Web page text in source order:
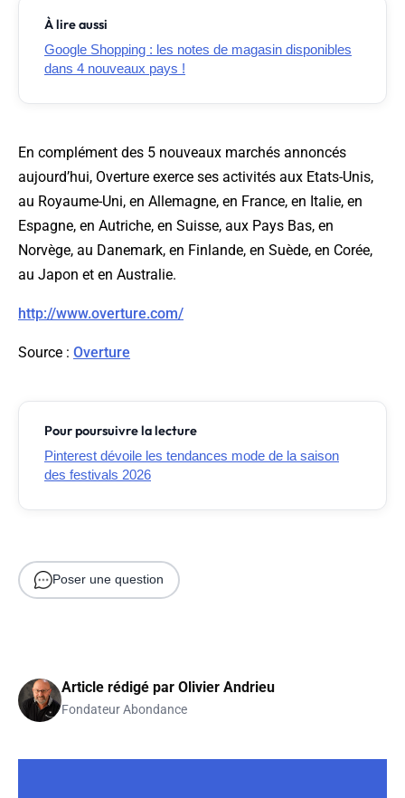
À lire aussi
Google Shopping : les notes de magasin disponibles
dans 4 nouveaux pays !
En complément des 5 nouveaux marchés annoncés
aujourd’hui, Overture exerce ses activités aux Etats-Unis,
au Royaume-Uni, en Allemagne, en France, en Italie, en
Espagne, en Autriche, en Suisse, aux Pays Bas, en
Norvège, au Danemark, en Finlande, en Suède, en Corée,
au Japon et en Australie.
http://www.overture.com/
Source : Overture
Pour poursuivre la lecture
Pinterest dévoile les tendances mode de la saison
des festivals 2026
Poser une question
Article rédigé par Olivier Andrieu
Fondateur Abondance